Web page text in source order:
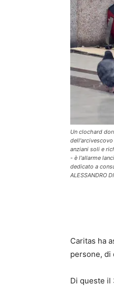
Un clochard
dell'arcivescovo
anziani soli e
- è l'allarme
dedicato a
ALESSANDRO
Caritas ha
persone, di
Di queste il